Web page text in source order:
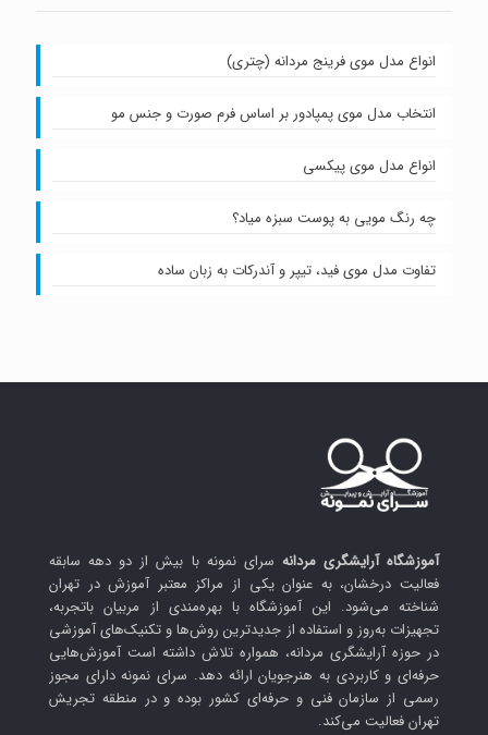
انواع مدل موی فرینج مردانه (چتری)
انتخاب مدل موی پمپادور بر اساس فرم صورت و جنس مو
انواع مدل موی پیکسی
چه رنگ مویی به پوست سبزه میاد؟
تفاوت مدل موی فید، تیپر و آندرکات به زبان ساده
آموزشگاه آرایشگری مردانه سرای نمونه با بیش از دو دهه سابقه
فعالیت درخشان، به عنوان یکی از مراکز معتبر آموزش در تهران
شناخته می‌شود. این آموزشگاه با بهره‌مندی از مربیان باتجربه،
تجهیزات به‌روز و استفاده از جدیدترین روش‌ها و تکنیک‌های آموزشی
در حوزه آرایشگری مردانه، همواره تلاش داشته است آموزش‌هایی
حرفه‌ای و کاربردی به هنرجویان ارائه دهد. سرای نمونه دارای مجوز
رسمی از سازمان فنی و حرفه‌ای کشور بوده و در منطقه تجریش
تهران فعالیت می‌کند.